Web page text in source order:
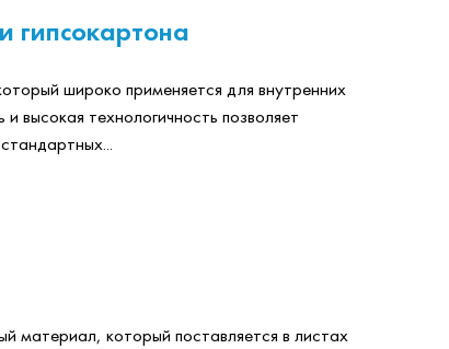
гипсокартона
широко применяется для внутренних
высокая технологичность позволяет
материал, который поставляется в листах